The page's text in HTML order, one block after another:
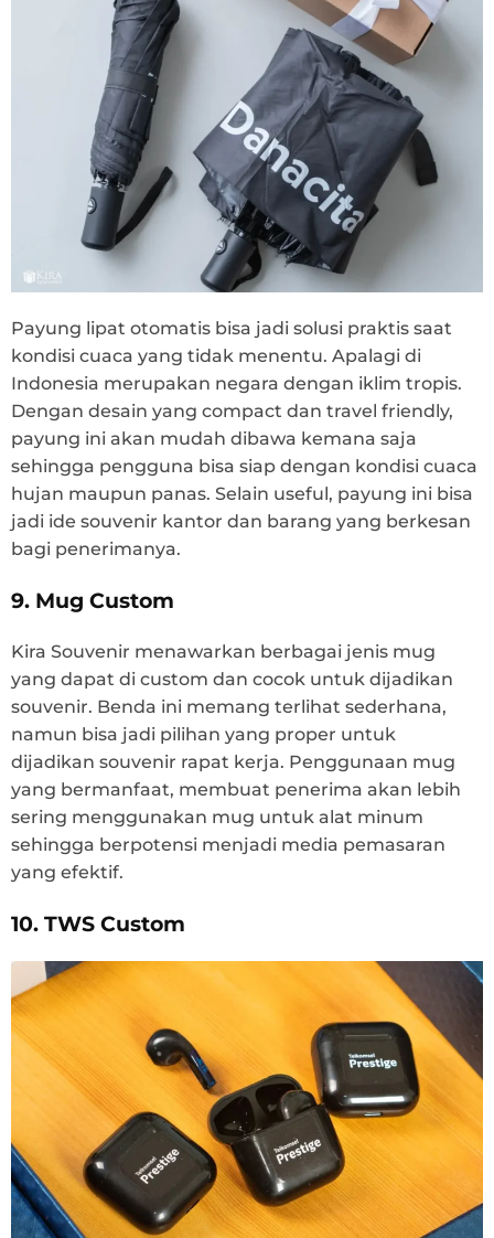
Payung lipat otomatis bisa jadi solusi praktis saat
kondisi cuaca yang tidak menentu. Apalagi di
Indonesia merupakan negara dengan iklim tropis.
Dengan desain yang compact dan travel friendly,
payung ini akan mudah dibawa kemana saja
sehingga pengguna bisa siap dengan kondisi cuaca
hujan maupun panas. Selain useful, payung ini bisa
jadi ide souvenir kantor dan barang yang berkesan
bagi penerimanya.
9. Mug Custom
Kira Souvenir menawarkan berbagai jenis mug
yang dapat di custom dan cocok untuk dijadikan
souvenir. Benda ini memang terlihat sederhana,
namun bisa jadi pilihan yang proper untuk
dijadikan souvenir rapat kerja. Penggunaan mug
yang bermanfaat, membuat penerima akan lebih
sering menggunakan mug untuk alat minum
sehingga berpotensi menjadi media pemasaran
yang efektif.
10. TWS Custom